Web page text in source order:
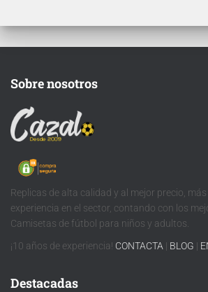
personalizado o bien
Sobre nosotros
Replicas de alta calidad y al mejor precio,
experiencia en el sector, contando con los
Camisetas de fútbol para niños y adultos.
¡10 años de experiencia! CONTACTA | BLOG |
Destacadas